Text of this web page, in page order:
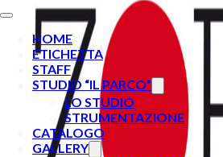
HOME
ETICHETTA
STAFF
STUDIO “IL PARCO”
LO STUDIO
STRUMENTAZIONE
CATALOGO
GALLERY